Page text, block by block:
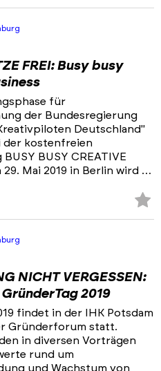
FREI: Busy busy
für
der Bundesregierung
Deutschland"
der kostenfreien
BUSY CREATIVE
29. Mai 2019 in Berlin wird …
NICHT VERGESSEN:
2019
findet in der IHK Potsdam
Gründerforum statt.
in diversen Vorträgen
rund um
und Wachstum von